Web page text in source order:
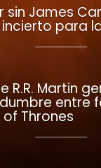
sin James
para
R.R. Martin
entre
Thrones